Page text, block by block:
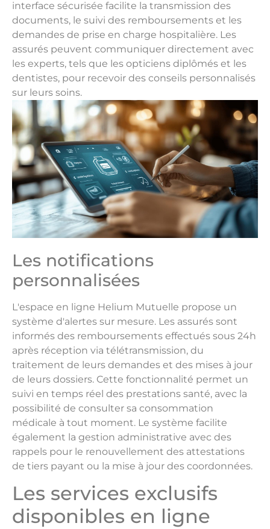
interface sécurisée facilite la transmission des
documents, le suivi des remboursements et les
demandes de prise en charge hospitalière. Les
assurés peuvent communiquer directement avec
les experts, tels que les opticiens diplômés et les
dentistes, pour recevoir des conseils personnalisés
sur leurs soins.
Les notifications
personnalisées
L'espace en ligne Helium Mutuelle propose un
système d'alertes sur mesure. Les assurés sont
informés des remboursements effectués sous 24h
après réception via télétransmission, du
traitement de leurs demandes et des mises à jour
de leurs dossiers. Cette fonctionnalité permet un
suivi en temps réel des prestations santé, avec la
possibilité de consulter sa consommation
médicale à tout moment. Le système facilite
également la gestion administrative avec des
rappels pour le renouvellement des attestations
de tiers payant ou la mise à jour des coordonnées.
Les services exclusifs
disponibles en ligne